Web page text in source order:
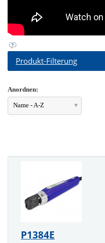
Produkt-Filterung
Anordnen:
Name - A-Z
P1384E